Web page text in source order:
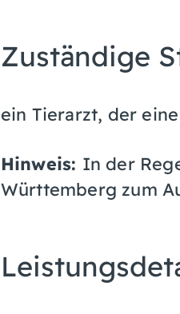
Zuständige
ein Tierarzt, der
Hinweis: In der
Württemberg zum